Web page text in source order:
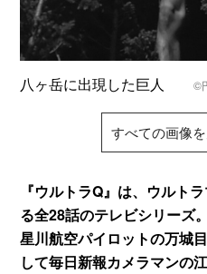
八ヶ岳に出現した巨人©
すべての画像を
『ウルトラQ』は、ウルト
る全28話のテレビシリーズ
星川航空パイロットの万城
して毎日新報カメラマンの